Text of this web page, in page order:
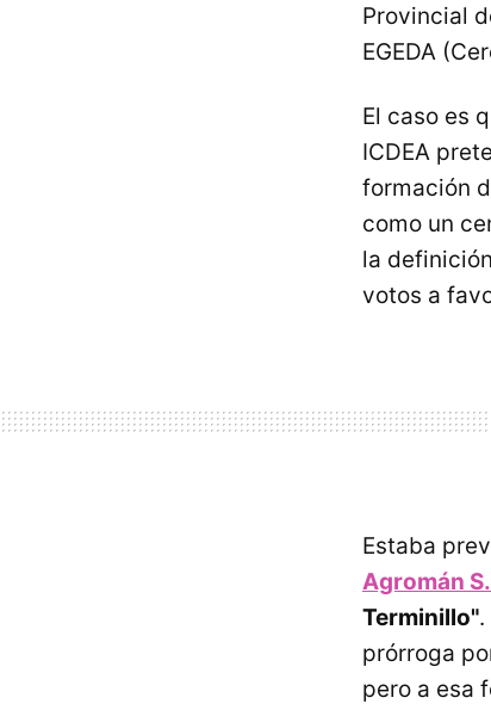
Provincial
EGEDA
El caso es
ICDEA
formación
como un
la
votos a
Estaba
Agromán
Terminillo"
prórroga
pero a esa